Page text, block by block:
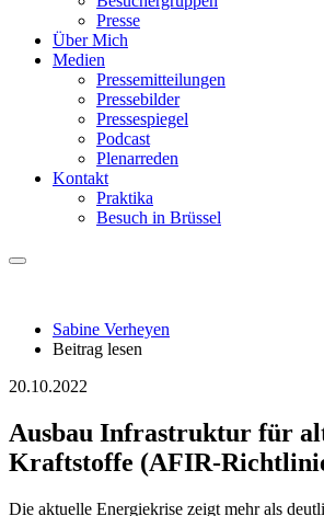
Presse
Über Mich
Medien
Pressemitteilungen
Pressebilder
Pressespiegel
Podcast
Plenarreden
Kontakt
Praktika
Besuch in Brüssel
Sabine Verheyen
Beitrag lesen
20.10.2022
Ausbau Infrastruktur für
Kraftstoffe (AFIR-
Die aktuelle Energiekrise zeigt mehr als